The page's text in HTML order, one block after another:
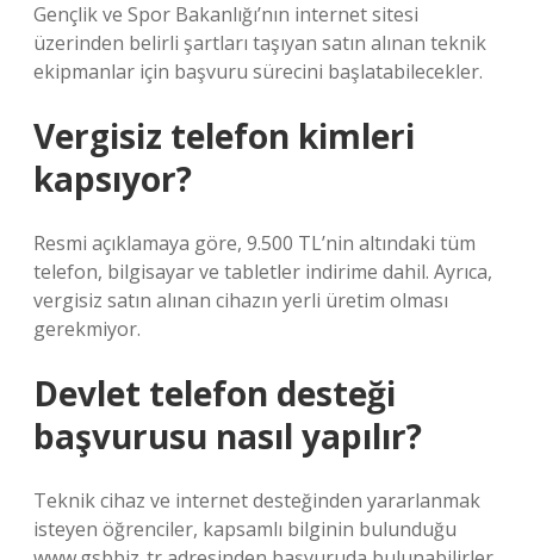
Gençlik ve Spor Bakanlığı’nın internet sitesi
üzerinden belirli şartları taşıyan satın alınan teknik
ekipmanlar için başvuru sürecini başlatabilecekler.
Vergisiz telefon kimleri
kapsıyor?
Resmi açıklamaya göre, 9.500 TL’nin altındaki tüm
telefon, bilgisayar ve tabletler indirime dahil. Ayrıca,
vergisiz satın alınan cihazın yerli üretim olması
gerekmiyor.
Devlet telefon desteği
başvurusu nasıl yapılır?
Teknik cihaz ve internet desteğinden yararlanmak
isteyen öğrenciler, kapsamlı bilginin bulunduğu